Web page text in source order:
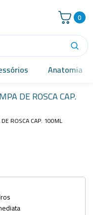
0
Anatomia
DE ROSCA CAP.